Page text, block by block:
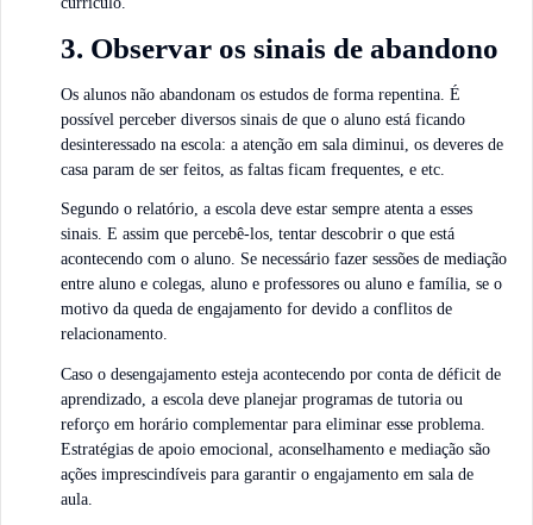
3. Observar os sinais de abandono
Os alunos não abandonam os estudos de forma repentina. É
possível perceber diversos sinais de que o aluno está ficando
desinteressado na escola: a atenção em sala diminui, os deveres de
casa param de ser feitos, as faltas ficam frequentes, e etc.
Segundo o relatório, a escola deve estar sempre atenta a esses
sinais. E assim que percebê-los, tentar descobrir o que está
acontecendo com o aluno. Se necessário fazer sessões de mediação
entre aluno e colegas, aluno e professores ou aluno e família, se o
motivo da queda de engajamento for devido a conflitos de
relacionamento.
Caso o desengajamento esteja acontecendo por conta de déficit de
aprendizado, a escola deve planejar programas de tutoria ou
reforço em horário complementar para eliminar esse problema.
Estratégias de apoio emocional, aconselhamento e mediação são
ações imprescindíveis para garantir o engajamento em sala de
aula.